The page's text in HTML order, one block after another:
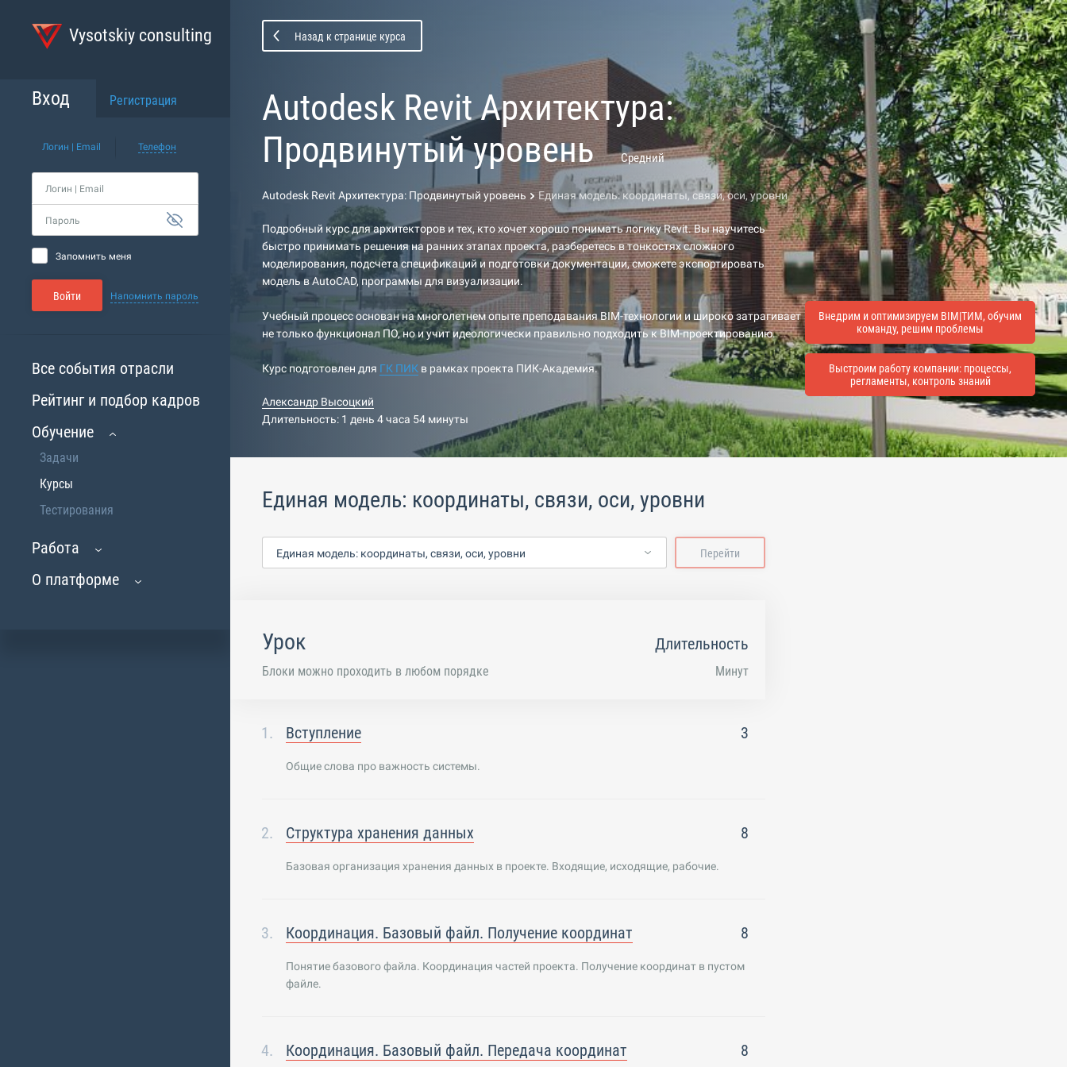
Vysotskiy consulting
Вход Регистрация
Логин | Email Телефон
Логин | Email
Пароль
Запомнить меня
Войти Напомнить пароль
Все события отрасли
Рейтинг и подбор кадров
Обучение
Задачи
Курсы
Тестирования
Работа
О платформе
Назад к странице курса
Autodesk Revit Архитектура:
Продвинутый уровень
Средний
Autodesk Revit Архитектура: Продвинутый уровень Единая модель: координаты, связи, оси, уровни
Подробный курс для архитекторов и тех, кто хочет хорошо понимать логику Revit. Вы научитесь
быстро принимать решения на ранних этапах проекта, разберетесь в тонкостях сложного
моделирования, подсчета спецификаций и подготовки документации, сможете экспортировать
модель в AutoCAD, программы для визуализации.
Учебный процесс основан на многолетнем опыте преподавания BIM-технологии и широко затрагивает
не только функционал ПО, но и учит идеологически правильно подходить к BIM-проектированию.
Курс подготовлен для ГК ПИК в рамках проекта ПИК-Академия.
Александр Высоцкий
Длительность: 1 день 4 часа 54 минуты
Внедрим и оптимизируем BIM|ТИМ, обучим
команду, решим проблемы
Выстроим работу компании: процессы,
регламенты, контроль знаний
Единая модель: координаты, связи, оси, уровни
Единая модель: координаты, связи, оси, уровни Перейти
Урок
Блоки можно проходить в любом порядке
Длительность
Минут
Вступление 3
Общие слова про важность системы.
Структура хранения данных 8
Базовая организация хранения данных в проекте. Входящие, исходящие, рабочие.
Координация. Базовый файл. Получение координат 8
Понятие базового файла. Координация частей проекта. Получение координат в пустом
файле.
Координация. Базовый файл. Передача координат 8